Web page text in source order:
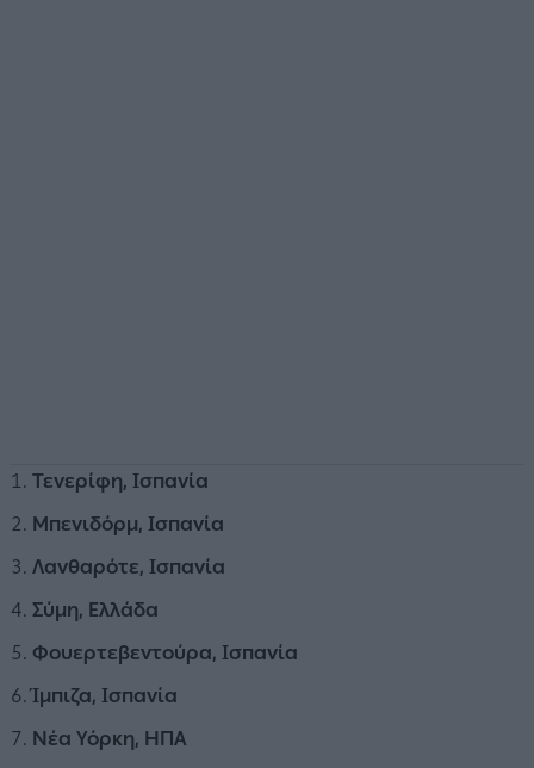
Τενερίφη, Ισπανία
Μπενιδόρμ, Ισπανία
Λανθαρότε, Ισπανία
Σύμη, Ελλάδα
Φουερτεβεντούρα, Ισπανία
Ίμπιζα, Ισπανία
Νέα Υόρκη, ΗΠΑ